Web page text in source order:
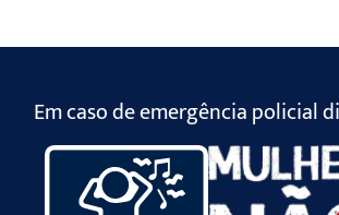
Em caso de emergência policial